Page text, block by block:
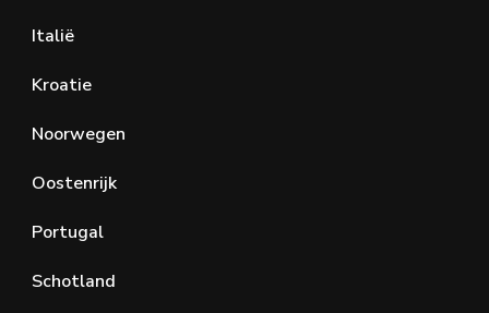
Italië
Kroatie
Noorwegen
Oostenrijk
Portugal
Schotland